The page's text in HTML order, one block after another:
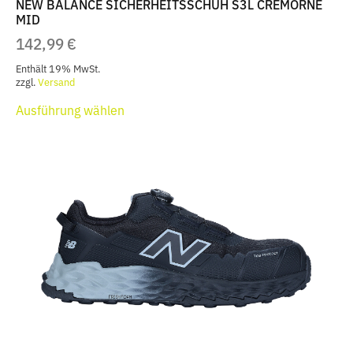
NEW BALANCE SICHERHEITSSCHUH S3L CREMORNE
MID
142,99€
Enthält 19% MwSt.
zzgl.Versand
Ausführung wählen
Die
Optionen
können
auf
der
Produktseite
gewählt